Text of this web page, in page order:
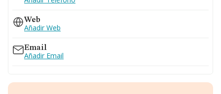
Web
Añadir Web
Email
Añadir Email